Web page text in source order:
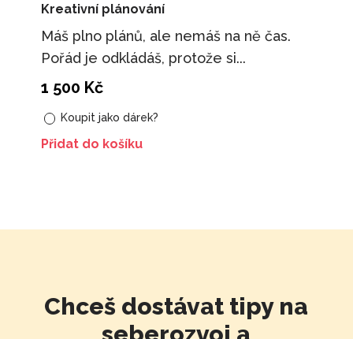
Kreativní plánování
Máš plno plánů, ale nemáš na ně čas.
Pořád je odkládáš, protože si...
1 500 Kč
Koupit jako dárek?
Přidat do košíku
Chceš dostávat tipy na